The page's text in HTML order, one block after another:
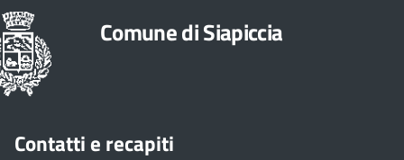
Comune di Siapiccia
Contatti e recapiti